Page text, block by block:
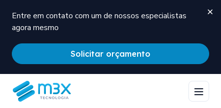
Entre em contato com um de nossos especialistas
agora mesmo
Solicitar orçamento